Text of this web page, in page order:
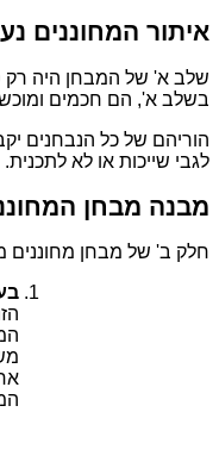
איתור המחוננים
שלב א' של המבחן היה רק
בשלב א', הם חכמים
הוריהם של כל הנבחנים
לגבי שייכות או לא לתכנית.
מבנה מבחן
חלק ב' של מבחן מחוננים